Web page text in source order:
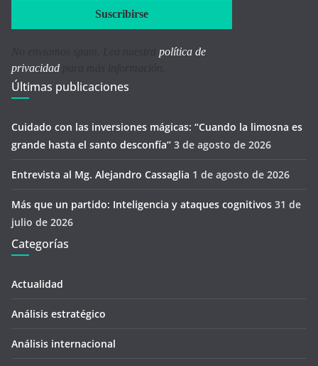
política de
privacidad
Últimas publicaciones
Cuidado con las inversiones mágicas: “Cuando la limosna es
grande hasta el santo desconfía’’ 3 de agosto de 2026
Entrevista al Mg. Alejandro Cassaglia 1 de agosto de 2026
Más que un partido: Inteligencia y ataques cognitivos 31 de
julio de 2026
Categorías
Actualidad
Análisis estratégico
Análisis internacional